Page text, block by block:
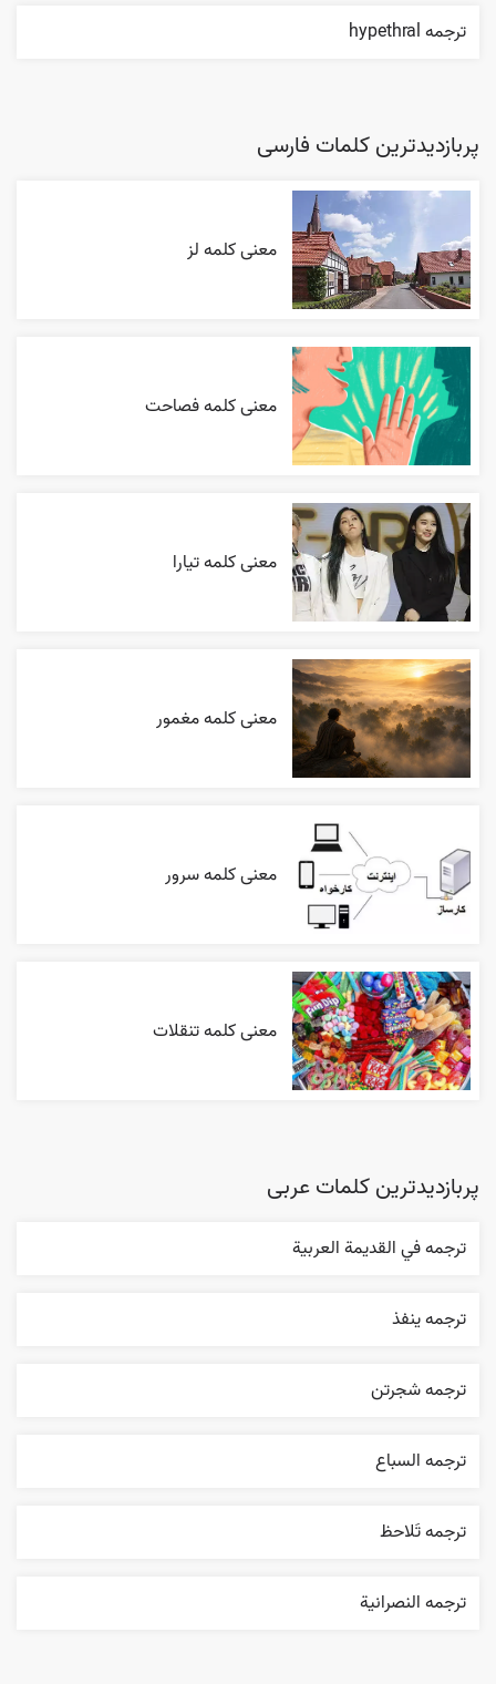
ترجمه hypethral
پربازدیدترین کلمات فارسی
معنی کلمه لز
معنی کلمه فصاحت
معنی کلمه تیارا
معنی کلمه مغمور
معنی کلمه سرور
معنی کلمه تنقلات
پربازدیدترین کلمات عربی
ترجمه في القديمة العربية
ترجمه ينفذ
ترجمه شجرتن
ترجمه السباع
ترجمه تَلاحظ
ترجمه النصرانية